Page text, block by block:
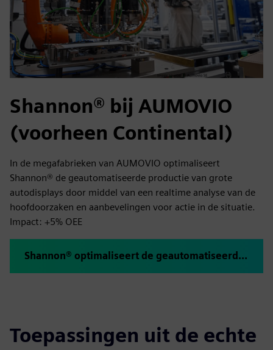
Shannon® bij AUMOVIO
(voorheen Continental)
In de megafabrieken van AUMOVIO optimaliseert
Shannon® de geautomatiseerde productie van grote
autodisplays door middel van een realtime analyse van de
hoofdoorzaken en aanbevelingen voor actie in de situatie.
Impact: +5% OEE
Shannon® optimaliseert de geautomatiseerde productie van beeldschermen in megafabrieken @ AUMOVIO
Toepassingen uit de echte